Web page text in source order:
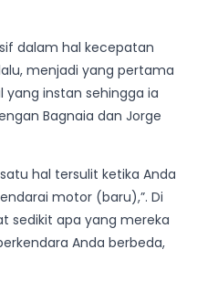
dalam hal kecepatan
menjadi yang pertama
instan sehingga ia
Bagnaia dan Jorge
hal tersulit ketika Anda
motor (baru),”. Di
sedikit apa yang mereka
Anda berbeda,